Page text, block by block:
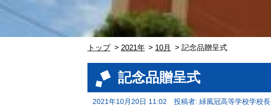
トップ 2021年 10月 記念品贈呈式
記念品贈呈式
2021年10月20日 11:02 投稿者: 緑風冠高等学校学校長